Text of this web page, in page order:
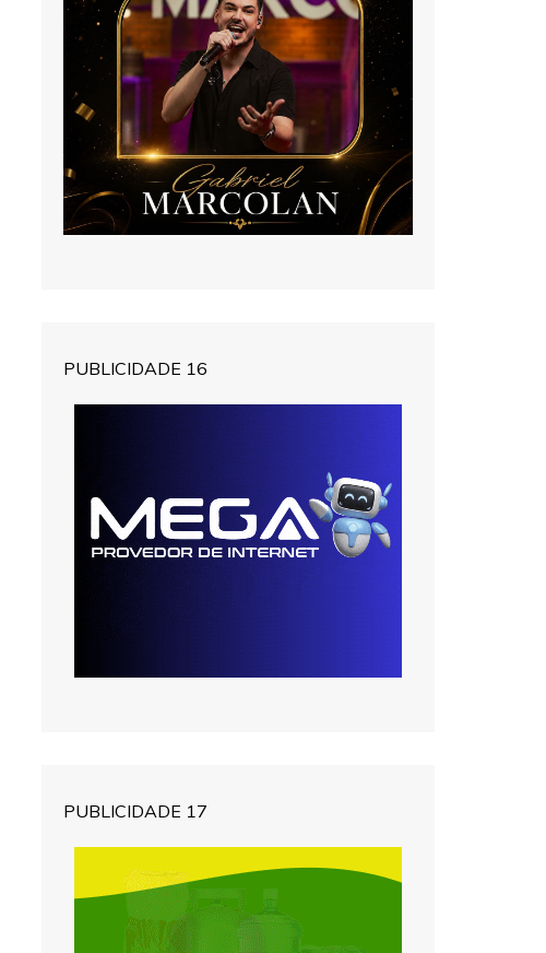
PUBLICIDADE 16
PUBLICIDADE 17